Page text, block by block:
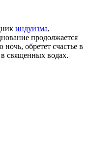
индуизма,
продолжается
ночь, обретет счастье в
священных водах.